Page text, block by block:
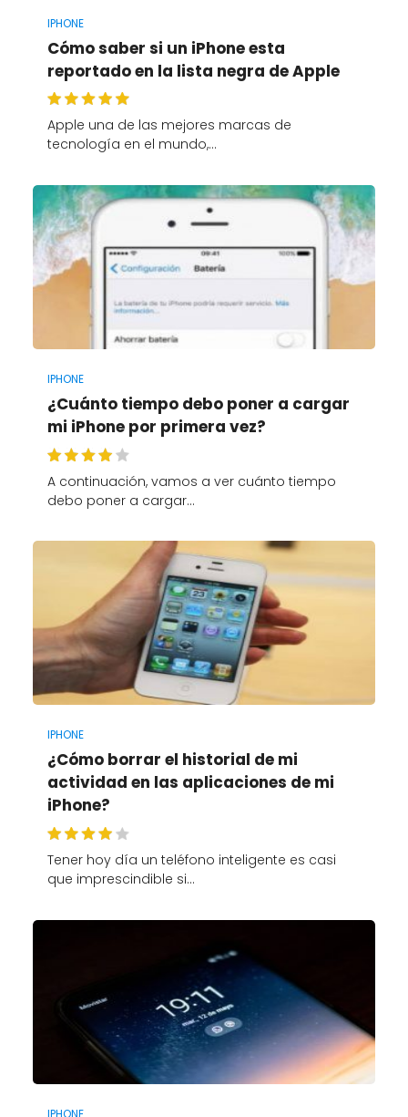
IPHONE
Cómo saber si un iPhone esta
reportado en la lista negra de Apple
Apple una de las mejores marcas de
tecnología en el mundo,…
IPHONE
¿Cuánto tiempo debo poner a cargar
mi iPhone por primera vez?
A continuación, vamos a ver cuánto tiempo
debo poner a cargar…
IPHONE
¿Cómo borrar el historial de mi
actividad en las aplicaciones de mi
iPhone?
Tener hoy día un teléfono inteligente es casi
que imprescindible si…
IPHONE